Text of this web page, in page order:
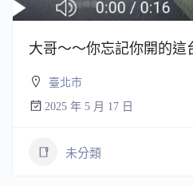
大哥～～你忘記你開的這
臺北市
2025 年 5 月 17 日
未分類